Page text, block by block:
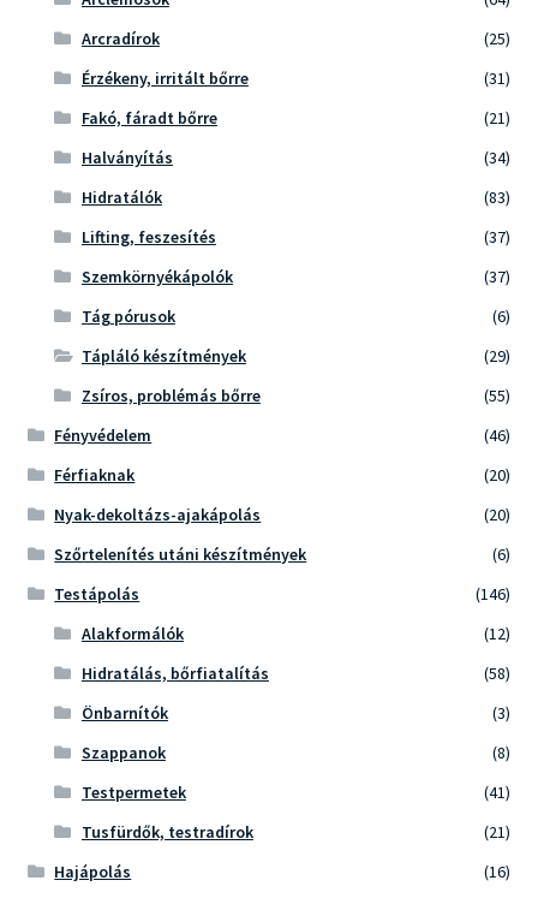
Arcradírok
(25)
Érzékeny, irritált bőrre
(31)
Fakó, fáradt bőrre
(21)
Halványítás
(34)
Hidratálók
(83)
Lifting, feszesítés
(37)
Szemkörnyékápolók
(37)
Tág pórusok
(6)
Tápláló készítmények
(29)
Zsíros, problémás bőrre
(55)
Fényvédelem
(46)
Férfiaknak
(20)
Nyak-dekoltázs-ajakápolás
(20)
Szőrtelenítés utáni készítmények
(6)
Testápolás
(146)
Alakformálók
(12)
Hidratálás, bőrfiatalítás
(58)
Önbarnítók
(3)
Szappanok
(8)
Testpermetek
(41)
Tusfürdők, testradírok
(21)
Hajápolás
(16)